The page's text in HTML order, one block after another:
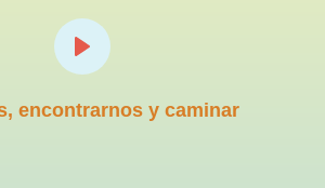
Play
encontrarnos y caminar